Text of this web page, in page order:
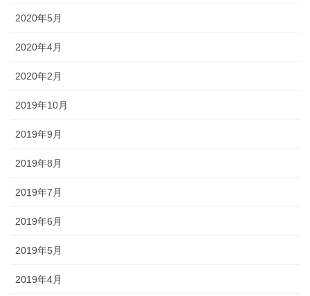
2020年5月
2020年4月
2020年2月
2019年10月
2019年9月
2019年8月
2019年7月
2019年6月
2019年5月
2019年4月